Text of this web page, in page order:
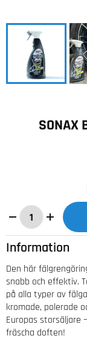
SONAX
Information
Den här
snabb och effektiv.
på alla typer av
kromade, polerade
Europas storsäljare
fräscha doften!